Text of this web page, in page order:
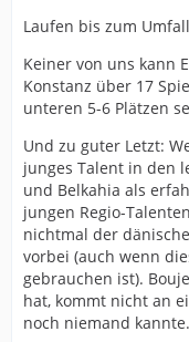
Laufen bis zum
Keiner von uns kann
Konstanz über 17
unteren 5-6 Plätzen
Und zu guter Letzt:
junges Talent in den
und Belkahia als
jungen Regio-
nichtmal der
vorbei (auch wenn
gebrauchen ist).
hat, kommt nicht an
noch niemand kannte.